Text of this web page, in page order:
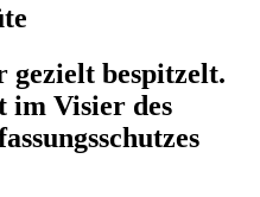
gezielt bespitzelt.
im Visier des